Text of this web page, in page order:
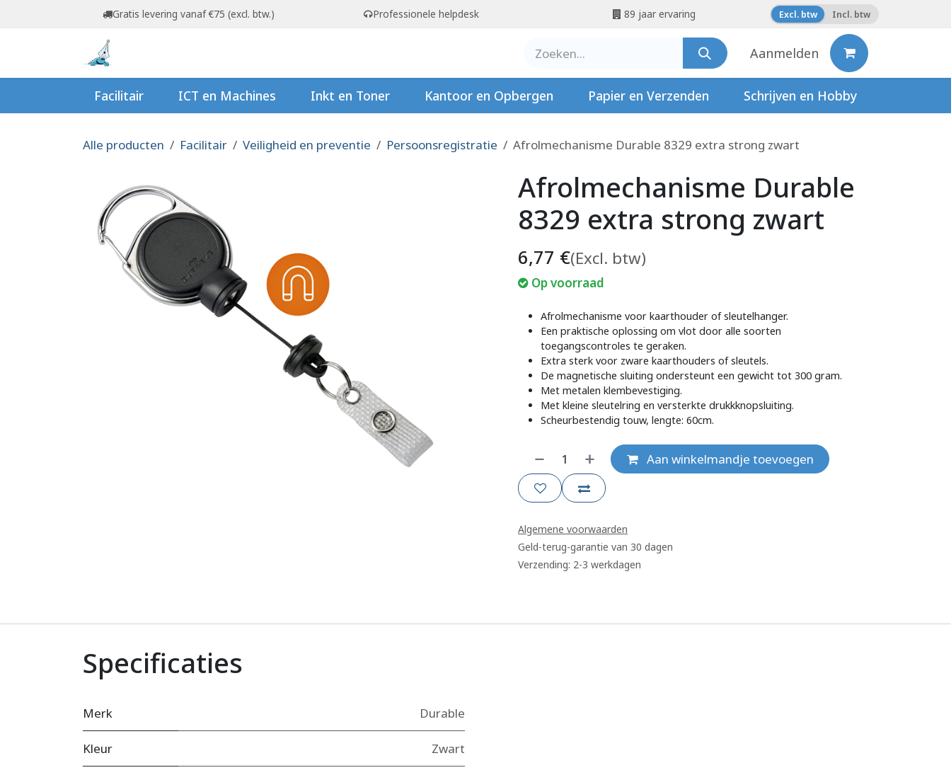
Overslaan naar inhoudGratis levering vanaf €75 (excl. btw.) Professionele helpdesk 89 jaar ervaring Excl. btw Incl. btw
Aanmelden
Facilitair ICT en Machines Inkt en Toner Kantoor en Opbergen Papier en Verzenden Schrijven en Hobby
Alle producten Facilitair Veiligheid en preventie Persoonsregistratie Afrolmechanisme Durable 8329 extra strong zwart
Afrolmechanisme Durable
8329 extra strong zwart
6,77 €(Excl. btw)
Op voorraad
Afrolmechanisme voor kaarthouder of sleutelhanger.
Een praktische oplossing om vlot door alle soorten
toegangscontroles te geraken.
Extra sterk voor zware kaarthouders of sleutels.
De magnetische sluiting ondersteunt een gewicht tot 300 gram.
Met metalen klembevestiging.
Met kleine sleutelring en versterkte drukkknopsluiting.
Scheurbestendig touw, lengte: 60cm.
Aan winkelmandje toevoegen
Algemene voorwaarden
Geld-terug-garantie van 30 dagen
Verzending: 2-3 werkdagen
Specificaties
Merk Durable
Kleur Zwart